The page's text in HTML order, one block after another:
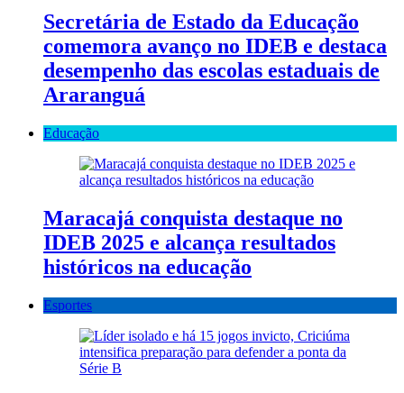
Secretária de Estado da Educação
comemora avanço no IDEB e destaca
desempenho das escolas estaduais de
Araranguá
Educação
Maracajá conquista destaque no
IDEB 2025 e alcança resultados
históricos na educação
Esportes